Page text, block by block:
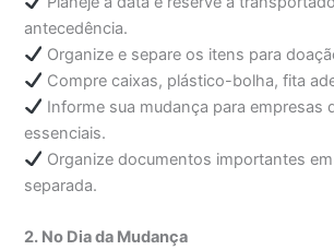
antecedência.
Organize e separe os itens para
Compre caixas, plástico-bolha, fita
Informe sua mudança para empresas
essenciais.
Organize documentos importantes
separada.
2. No Dia da Mudança